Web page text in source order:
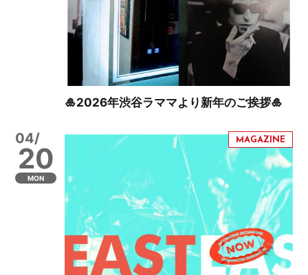
🎍2026年渋谷ラママより新年のご挨拶🎍
04/
20
MON